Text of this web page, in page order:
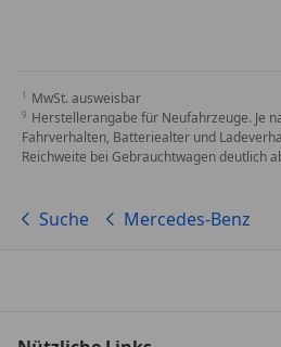
MwSt. ausweisbar
Herstellerangabe für Neufahrzeuge. Je
Fahrverhalten, Batteriealter und
Reichweite bei Gebrauchtwagen deutlich
Suche Mercedes-Benz